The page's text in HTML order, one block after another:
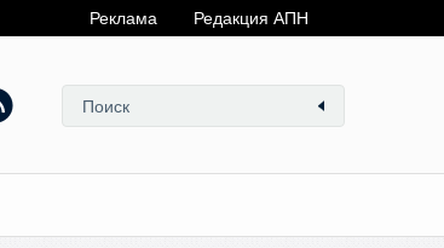
Реклама Редакция АПН